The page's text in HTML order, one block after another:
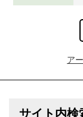
ア
サイト内検